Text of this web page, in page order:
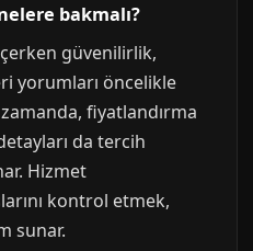
bakmalı?
güvenilirlik,
yorumları öncelikle
zamanda, fiyatlandırma
da tercih
Hizmet
kontrol etmek,
sunar.